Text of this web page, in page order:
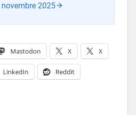
novembre 2025
Mastodon X X
LinkedIn Reddit